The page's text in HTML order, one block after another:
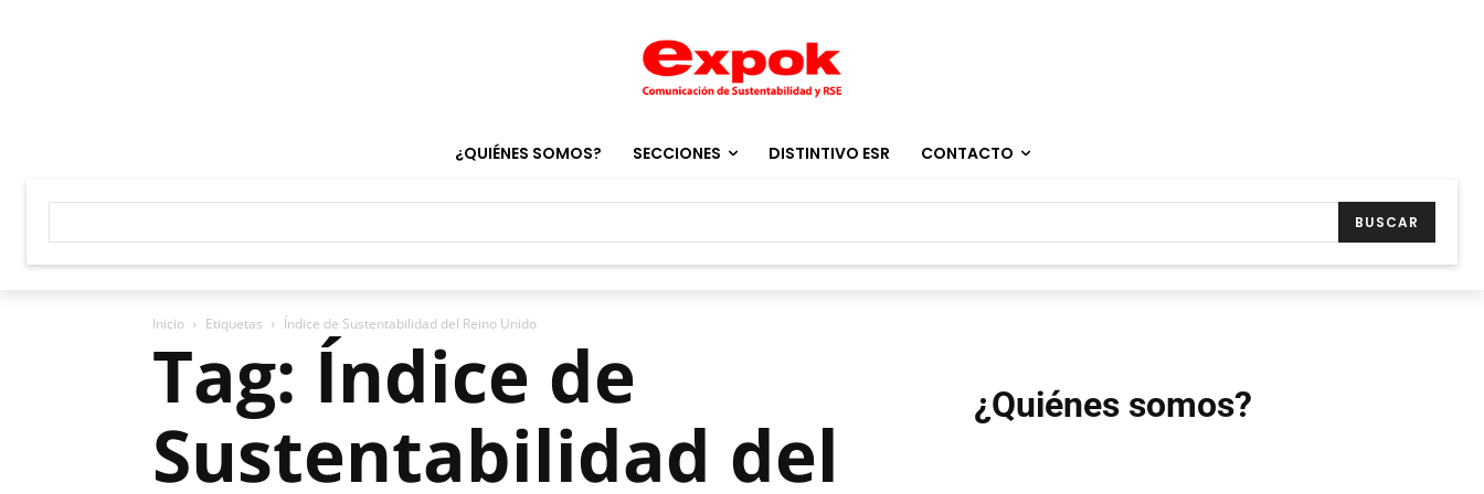
¿QUIÉNES SOMOS? SECCIONES DISTINTIVO ESR CONTACTO
BUSCAR
Inicio Etiquetas Índice de Sustentabilidad del Reino Unido
Tag: Índice de
Sustentabilidad del
¿Quiénes somos?